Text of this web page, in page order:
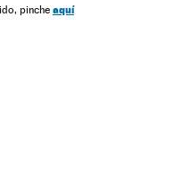
Estado
pinche aquí